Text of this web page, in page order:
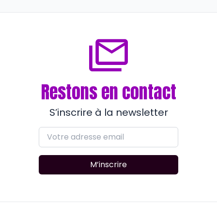
Restons en contact
S’inscrire à la newsletter
M’inscrire